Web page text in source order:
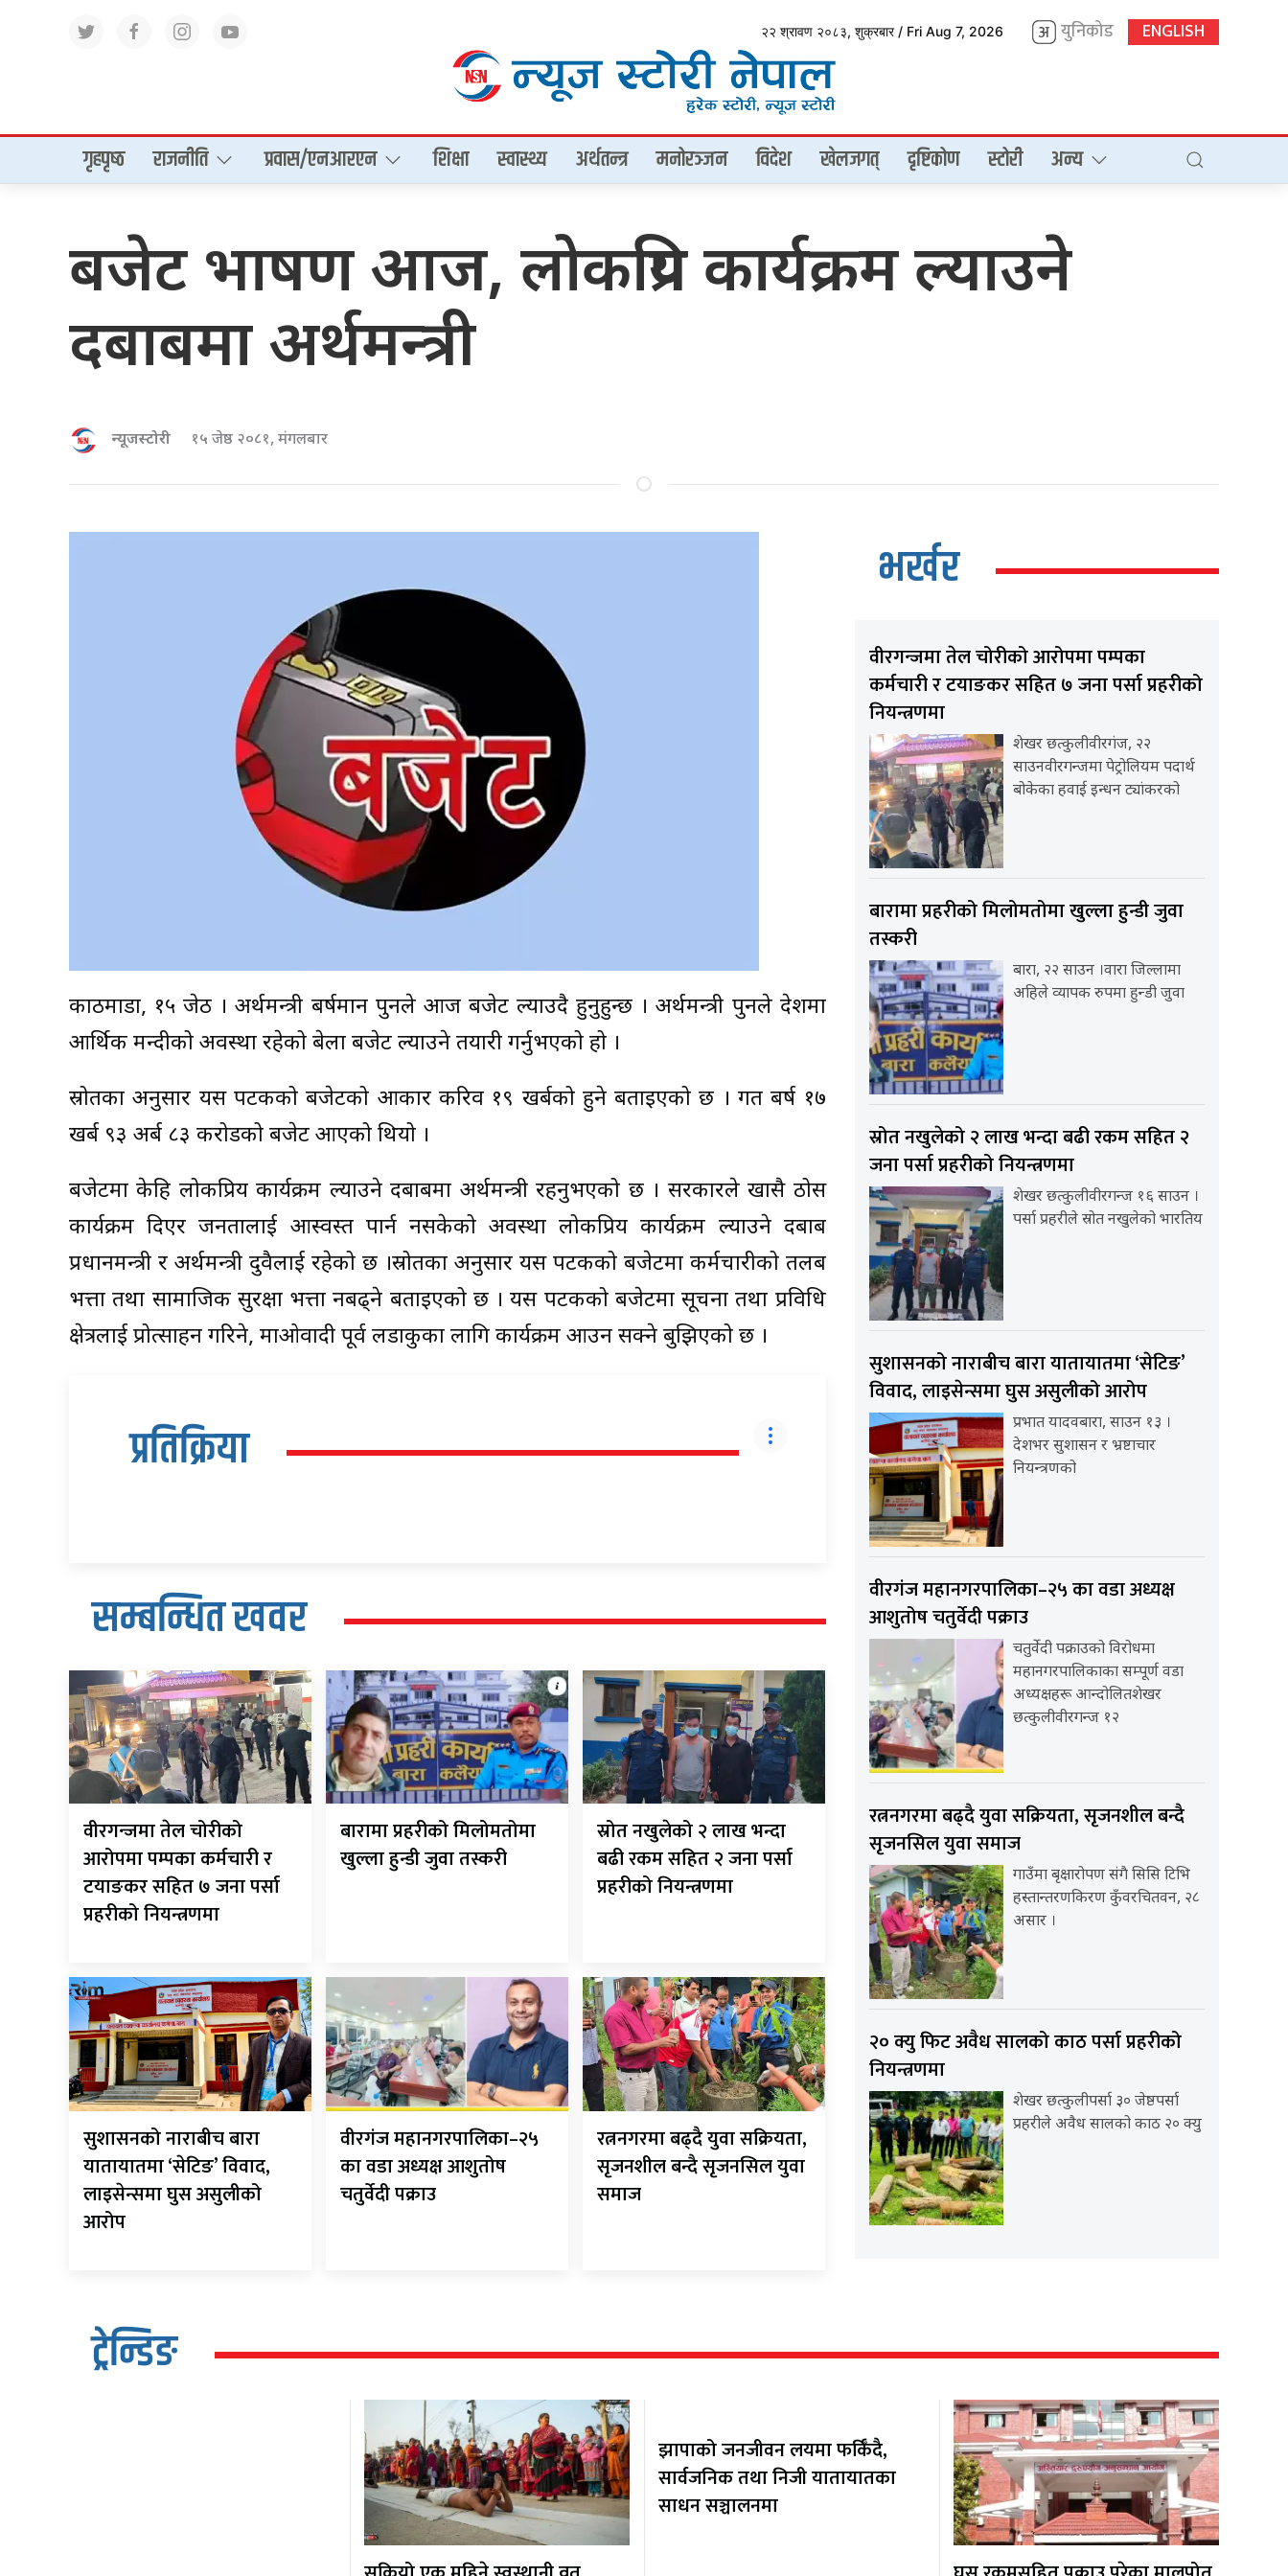
२२ श्रावण २०८३, शुक्रबार / Fri Aug 7, 2026 युनिकोड ENGLISH
गृहपृष्‍ठ राजनीति प्रवास/एनआरएन शिक्षा स्वास्थ्य अर्थतन्त्र मनोरञ्जन विदेश खेलजगत् दृष्टिकोण स्टोरी अन्य
बजेट भाषण आज, लोकप्रिय कार्यक्रम ल्याउने
दबाबमा अर्थमन्त्री
न्यूजस्टोरी १५ जेष्ठ २०८१, मंगलबार
काठमाडौं, १५ जेठ । अर्थमन्त्री बर्षमान पुनले आज बजेट ल्याउदै हुनुहुन्छ । अर्थमन्त्री पुनले देशमा
आर्थिक मन्दीको अवस्था रहेको बेला बजेट ल्याउने तयारी गर्नुभएको हो ।
स्रोतका अनुसार यस पटकको बजेटको आकार करिव १९ खर्बको हुने बताइएको छ । गत बर्ष १७
खर्ब ९३ अर्ब ८३ करोडको बजेट आएको थियो ।
बजेटमा केहि लोकप्रिय कार्यक्रम ल्याउने दबाबमा अर्थमन्त्री रहनुभएको छ । सरकारले खासै ठोस
कार्यक्रम दिएर जनतालाई आस्वस्त पार्न नसकेको अवस्था लोकप्रिय कार्यक्रम ल्याउने दबाब
प्रधानमन्त्री र अर्थमन्त्री दुवैलाई रहेको छ ।स्रोतका अनुसार यस पटकको बजेटमा कर्मचारीको तलब
भत्ता तथा सामाजिक सुरक्षा भत्ता नबढ्ने बताइएको छ । यस पटकको बजेटमा सूचना तथा प्रविधि
क्षेत्रलाई प्रोत्साहन गरिने, माओवादी पूर्व लडाकुका लागि कार्यक्रम आउन सक्ने बुझिएको छ ।
प्रतिक्रिया
सम्बन्धित खवर
वीरगन्जमा तेल चोरीको
आरोपमा पम्पका कर्मचारी र
टयाङकर सहित ७ जना पर्सा
प्रहरीको नियन्त्रणमा
बारामा प्रहरीको मिलोमतोमा
खुल्ला हुन्डी जुवा तस्करी
स्रोत नखुलेको २ लाख भन्दा
बढी रकम सहित २ जना पर्सा
प्रहरीको नियन्त्रणमा
सुशासनको नाराबीच बारा
यातायातमा ‘सेटिङ’ विवाद,
लाइसेन्समा घुस असुलीको
आरोप
वीरगंज महानगरपालिका–२५
का वडा अध्यक्ष आशुतोष
चतुर्वेदी पक्राउ
रत्ननगरमा बढ्दै युवा सक्रियता,
सृजनशील बन्दै सृजनसिल युवा
समाज
भर्खर
वीरगन्जमा तेल चोरीको आरोपमा पम्पका
कर्मचारी र टयाङकर सहित ७ जना पर्सा प्रहरीको
नियन्त्रणमा
शेखर छत्कुलीवीरगंज, २२
साउनवीरगन्जमा पेट्रोलियम पदार्थ
बोकेका हवाई इन्धन ट्यांकरको
बारामा प्रहरीको मिलोमतोमा खुल्ला हुन्डी जुवा
तस्करी
बारा, २२ साउन ।वारा जिल्लामा
अहिले व्यापक रुपमा हुन्डी जुवा
स्रोत नखुलेको २ लाख भन्दा बढी रकम सहित २
जना पर्सा प्रहरीको नियन्त्रणमा
शेखर छत्कुलीवीरगन्ज १६ साउन ।
पर्सा प्रहरीले स्रोत नखुलेको भारतिय
सुशासनको नाराबीच बारा यातायातमा ‘सेटिङ’
विवाद, लाइसेन्समा घुस असुलीको आरोप
प्रभात यादवबारा, साउन १३ ।
देशभर सुशासन र भ्रष्टाचार
नियन्त्रणको
वीरगंज महानगरपालिका–२५ का वडा अध्यक्ष
आशुतोष चतुर्वेदी पक्राउ
चतुर्वेदी पक्राउको विरोधमा
महानगरपालिकाका सम्पूर्ण वडा
अध्यक्षहरू आन्दोलितशेखर
छत्कुलीवीरगन्ज १२
रत्ननगरमा बढ्दै युवा सक्रियता, सृजनशील बन्दै
सृजनसिल युवा समाज
गाउँमा बृक्षारोपण संगै सिसि टिभि
हस्तान्तरणकिरण कुँवरचितवन, २८
असार ।
२० क्यु फिट अवैध सालको काठ पर्सा प्रहरीको
नियन्त्रणमा
शेखर छत्कुलीपर्सा ३० जेष्ठपर्सा
प्रहरीले अवैध सालको काठ २० क्यु
ट्रेन्डिङ
झापाको जनजीवन लयमा फर्किँदै,
सार्वजनिक तथा निजी यातायातका
साधन सञ्चालनमा